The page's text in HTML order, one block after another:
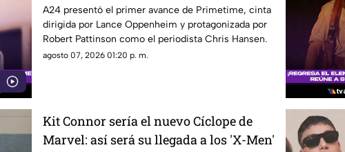
protagonista
A24 presentó el primer avance de Primetime, cinta
dirigida por Lance Oppenheim y protagonizada por
Robert Pattinson como el periodista Chris Hansen.
agosto 07, 2026 01:20 p. m.
Kit Connor sería el nuevo Cíclope de
Marvel: así será su llegada a los 'X-Men'